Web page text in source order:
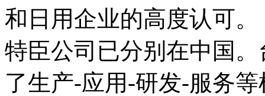
和日用企业的高度认可
特臣公司已分别在中国
了生产-应用-研发-服务